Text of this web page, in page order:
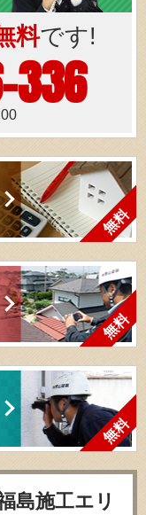
料です!
336
島施工エリ